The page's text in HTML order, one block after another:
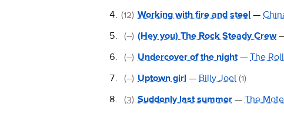
(12) Working with fire and steel —
(–) (Hey you) The Rock Steady Crew
(–) Undercover of the night— The
(–) Uptown girl — Billy Joel (1)
(3) Suddenly last summer — The